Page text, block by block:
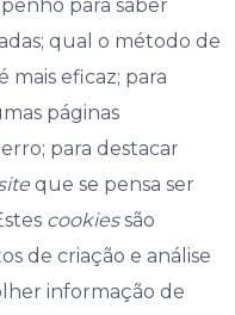
para saber
qual o método de
mais eficaz; para
páginas
para destacar
que se pensa ser
cookiessão
de criação e análise
informação de